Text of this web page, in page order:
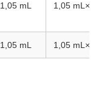
1,05 mL 1,05 mL×2
1,05 mL 1,05 mL×2